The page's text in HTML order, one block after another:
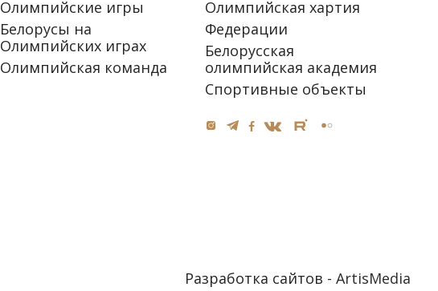
Олимпийские игры
Белорусы на
Олимпийских играх
Олимпийская команда
Олимпийская хартия
Федерации
Белорусская
олимпийская академия
Спортивные объекты
Разработка сайтов -ArtisMedia